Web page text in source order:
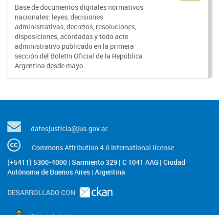
Base de documentos digitales normativos
nacionales: leyes, decisiones
administrativas, decretos, resoluciones,
disposiciones, acordadas y todo acto
administrativo publicado en la primera
sección del Boletín Oficial de la República
Argentina desde mayo...
datosjusticia@jus.gov.ar
Commons Attribution 4.0 International license
(+5411) 5300-4000 | Sarmiento 329 | C 1041 AAG | Ciudad
Autónoma de Buenos Aires | Argentina
DESARROLLADO CON